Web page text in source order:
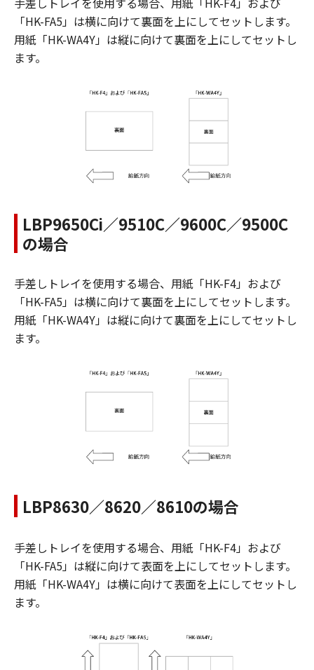
「HK-FA5」は横に向けて裏面を上にしてセットします。
用紙「HK-WA4Y」は縦に向けて裏面を上にしてセットし
ます。
LBP9650Ci／9510C／9600C／9500C
の場合
手差しトレイを使用する場合、用紙「HK-F4」および
「HK-FA5」は横に向けて裏面を上にしてセットします。
用紙「HK-WA4Y」は縦に向けて裏面を上にしてセットし
ます。
LBP8630／8620／8610の場合
手差しトレイを使用する場合、用紙「HK-F4」および
「HK-FA5」は縦に向けて表面を上にしてセットします。
用紙「HK-WA4Y」は横に向けて表面を上にしてセットし
ます。